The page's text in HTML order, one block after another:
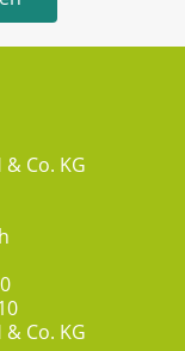
Co. KG
Co. KG